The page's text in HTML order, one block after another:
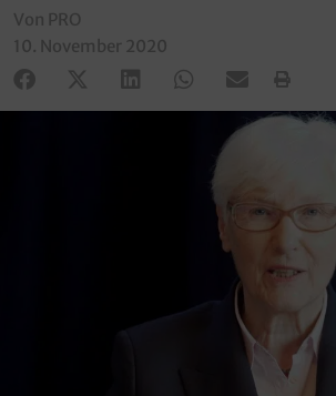
Von PRO
10. November 2020